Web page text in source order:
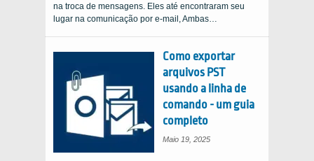
na troca de mensagens. Eles até encontraram seu
lugar na comunicação por e-mail, Ambas…
Como exportar
arquivos PST
usando a linha de
comando - um guia
completo
Maio 19, 2025